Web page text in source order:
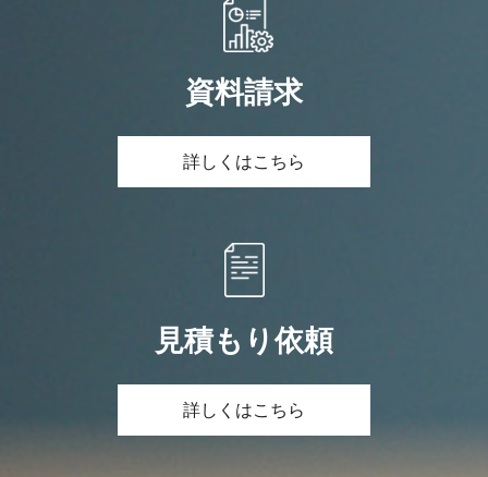
資料請求
詳しくはこちら
見積もり依頼
詳しくはこちら